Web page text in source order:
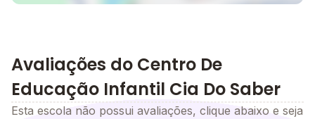
Avaliações do Centro De
Educação Infantil Cia Do Saber
Esta escola não possui avaliações, clique abaixo e seja